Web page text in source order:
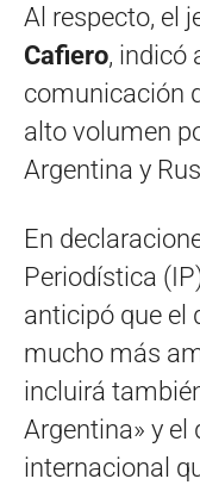
Al respecto, el
Cafiero, indicó
comunicación
alto volumen
Argentina y
En
Periodística
anticipó que el
mucho más
incluirá
Argentina» y el
internacional